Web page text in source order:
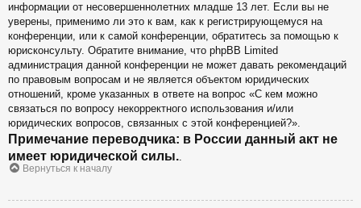
информации от несовершеннолетних младше 13 лет. Если вы не
уверены, применимо ли это к вам, как к регистрирующемуся на
конференции, или к самой конференции, обратитесь за помощью к
юрисконсульту. Обратите внимание, что phpBB Limited
администрация данной конференции не может давать рекомендаций
по правовым вопросам и не является объектом юридических
отношений, кроме указанных в ответе на вопрос «С кем можно
связаться по вопросу некорректного использования и/или
юридических вопросов, связанных с этой конференцией?».
Примечание переводчика: в России данный акт не
имеет юридической силы..
Вернуться к началу